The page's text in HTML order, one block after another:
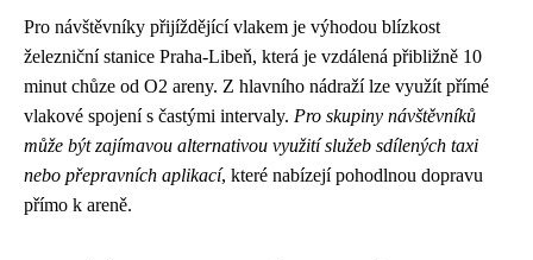
Pro návštěvníky přijíždějící vlakem je výhodou blízkost
železniční stanice Praha-Libeň, která je vzdálená přibližně 10
minut chůze od O2 areny. Z hlavního nádraží lze využít přímé
vlakové spojení s častými intervaly. Pro skupiny návštěvníků
může být zajímavou alternativou využití služeb sdílených taxi
nebo přepravních aplikací, které nabízejí pohodlnou dopravu
přímo k areně.